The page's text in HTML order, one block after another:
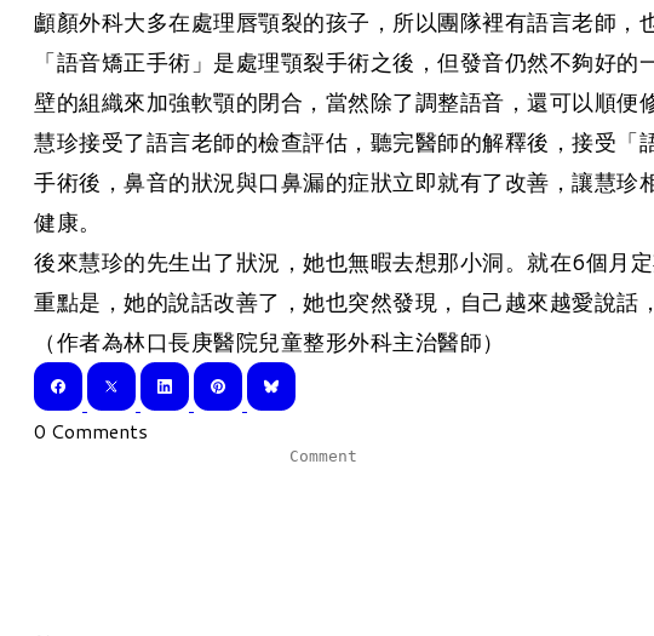
顱顏外科大多在處理唇顎裂的孩子，所以團隊裡有語言老師，
「語音矯正手術」是處理顎裂手術之後，但發音仍然不夠好
壁的組織來加強軟顎的閉合，當然除了調整語音，還可以順便
慧珍接受了語言老師的檢查評估，聽完醫師的解釋後，接受「
手術後，鼻音的狀況與口鼻漏的症狀立即就有了改善，讓慧
健康。
後來慧珍的先生出了狀況，她也無暇去想那小洞。就在6個月
重點是，她的說話改善了，她也突然發現，自己越來越愛說話
（作者為林口長庚醫院兒童整形外科主治醫師）
0 Comments